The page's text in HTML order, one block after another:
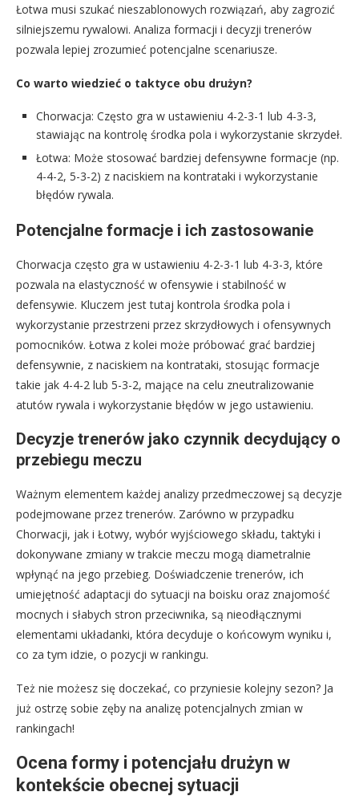
Łotwa musi szukać nieszablonowych rozwiązań, aby zagrozić
silniejszemu rywalowi. Analiza formacji i decyzji trenerów
pozwala lepiej zrozumieć potencjalne scenariusze.
Co warto wiedzieć o taktyce obu drużyn?
Chorwacja: Często gra w ustawieniu 4-2-3-1 lub 4-3-3,
stawiając na kontrolę środka pola i wykorzystanie skrzydeł.
Łotwa: Może stosować bardziej defensywne formacje (np.
4-4-2, 5-3-2) z naciskiem na kontrataki i wykorzystanie
błędów rywala.
Potencjalne formacje i ich zastosowanie
Chorwacja często gra w ustawieniu 4-2-3-1 lub 4-3-3, które
pozwala na elastyczność w ofensywie i stabilność w
defensywie. Kluczem jest tutaj kontrola środka pola i
wykorzystanie przestrzeni przez skrzydłowych i ofensywnych
pomocników. Łotwa z kolei może próbować grać bardziej
defensywnie, z naciskiem na kontrataki, stosując formacje
takie jak 4-4-2 lub 5-3-2, mające na celu zneutralizowanie
atutów rywala i wykorzystanie błędów w jego ustawieniu.
Decyzje trenerów jako czynnik decydujący o
przebiegu meczu
Ważnym elementem każdej analizy przedmeczowej są decyzje
podejmowane przez trenerów. Zarówno w przypadku
Chorwacji, jak i Łotwy, wybór wyjściowego składu, taktyki i
dokonywane zmiany w trakcie meczu mogą diametralnie
wpłynąć na jego przebieg. Doświadczenie trenerów, ich
umiejętność adaptacji do sytuacji na boisku oraz znajomość
mocnych i słabych stron przeciwnika, są nieodłącznymi
elementami układanki, która decyduje o końcowym wyniku i,
co za tym idzie, o pozycji w rankingu.
Też nie możesz się doczekać, co przyniesie kolejny sezon? Ja
już ostrzę sobie zęby na analizę potencjalnych zmian w
rankingach!
Ocena formy i potencjału drużyn w
kontekście obecnej sytuacji